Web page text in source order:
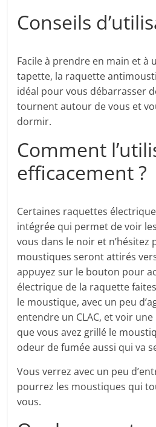
Conseils
Facile à prendre en main et à
tapette, la raquette
idéal pour vous débarrasser
tournent autour de vous et
dormir.
Comment
efficacement ?
Certaines raquettes
intégrée qui permet de voir
vous dans le noir et n’hésitez
moustiques seront attirés
appuyez sur le bouton pour
électrique de la raquette
le moustique, avec un peu
entendre un CLAC, et voir une
que vous avez grillé le
odeur de fumée aussi qui va
Vous verrez avec un peu
pourrez les moustiques qui
vous.